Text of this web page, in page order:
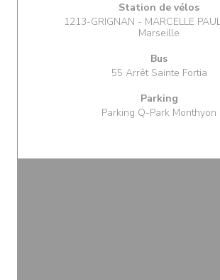
Station de vélos
1213-GRIGNAN - MARCELLE
Marseille
Bus
55 Arrêt Sainte Fortia
Parking
Parking Q-Park Monthyon